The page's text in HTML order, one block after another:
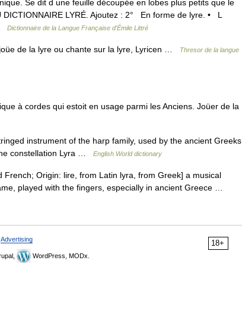
Se dit d une feuille découpée en lobes plus petits que le
LYRÉ. Ajoutez : 2° En forme de lyre. • L
Dictionnaire de la Langue Française d'Émile Littré
de la lyre ou chante sur la lyre, Lyricen …
Thresor de la langue
à cordes qui estoit en usage parmi les Anciens. Joüer de la
instrument of the harp family, used by the ancient Greeks
constellation Lyra …
English World dictionary
French; Origin: lire, from Latin lyra, from Greek] a musical
played with the fingers, especially in ancient Greece …
18+
Advertising
WordPress, MODx.